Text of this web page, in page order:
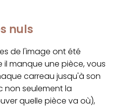
nuls
de l'image ont été
manque une pièce, vous
carreau jusqu'à son
non seulement la
quelle pièce va où),